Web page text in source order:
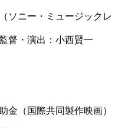
ソニー・ミュージックレ
督・演出：小西賢一
金（国際共同製作映画）